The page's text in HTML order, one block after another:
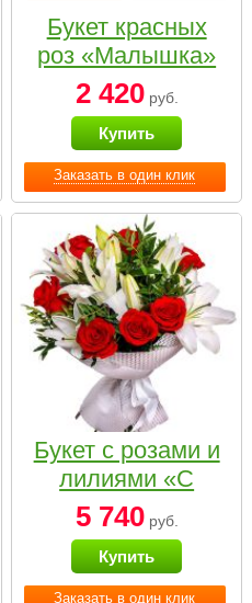
Заказать в один клик
Букет красных
роз «Малышка»
2 420руб.
Купить
Заказать в один клик
Букет с розами и
лилиями «С
наилучшими
пожеланиями»
5 740руб.
Купить